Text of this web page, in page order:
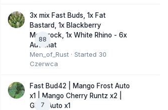
88
3x mix Fast Buds, 1x Fat
Bastard, 1x Blackberry
Moonrock, 1x White Rhino - 6x
Automat
Men_of_Rust · Started 30
Czerwca
7
Fast Bud42 | Mango Frost Auto
x1 | Mango Cherry Runtz x2 |
GMO Auto x1